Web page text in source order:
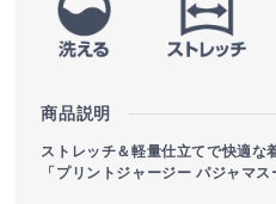
商品説明
ストレッチ＆軽量仕立てで快適な
「プリントジャージー パジャマ